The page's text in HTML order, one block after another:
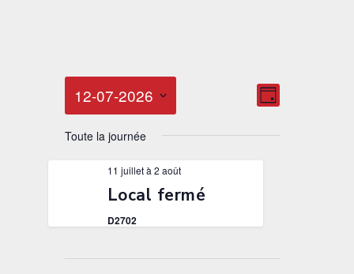
Navigation
Navigation
vues
JOUR
12-07-2026
une
Toute la journée
11 juilletà 2 août
Local fermé
D2702